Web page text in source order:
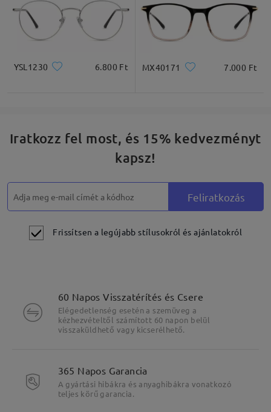
YSL1230 6.800 Ft MX40171 7.000 Ft
Iratkozz fel most, és 15% kedvezményt
kapsz!
Feliratkozás
Frissítsen a legújabb stílusokról és ajánlatokról
60 Napos Visszatérítés és Csere
Elégedetlenség esetén a szemüveg a
kézhezvételtől számított 60 napon belül
visszaküldhető vagy kicserélhető.
365 Napos Garancia
A gyártási hibákra és anyaghibákra vonatkozó
teljes körű garancia.